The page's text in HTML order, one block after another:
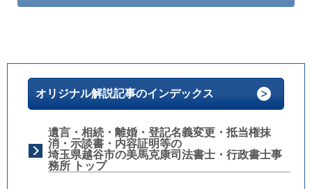
オリジナル解説記事のインデックス
遺言・相続・離婚・登記名義変更・抵当権抹
消・示談書・内容証明等の
埼玉県越谷市の美馬克康司法書士・行政書士事
務所 トップ